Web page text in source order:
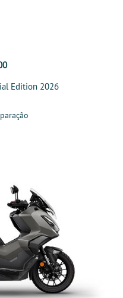
Edition 2026